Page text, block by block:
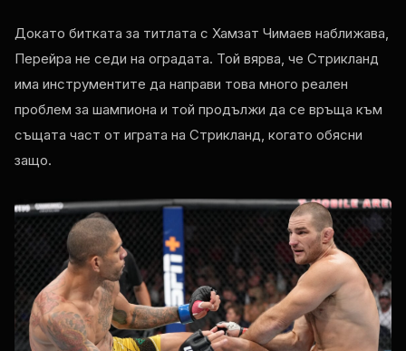
Докато битката за титлата с Хамзат Чимаев наближава,
Перейра не седи на оградата. Той вярва, че Стрикланд
има инструментите да направи това много реален
проблем за шампиона и той продължи да се връща към
същата част от играта на Стрикланд, когато обясни
защо.